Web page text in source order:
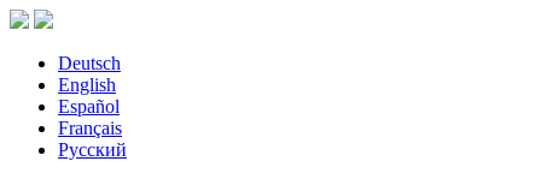
Deutsch
English
Español
Français
Русский